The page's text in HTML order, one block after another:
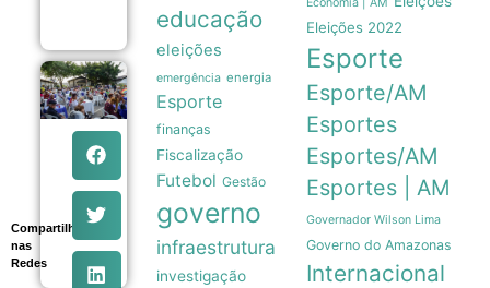
Compartilhe
nas
Redes
08/08
Bolerão
Saudade
celebra
Dia dos
música e
em
Manaus
08/08
educação
eleições
emergência energia
Esporte
finanças
Fiscalização
Futebol Gestão
governo
infraestrutura
investigação
Eleições 2022
Esporte
Esporte/AM
Esportes
Esportes/AM
Esportes | AM
Governador Wilson Lima
Governo do Amazonas
Internacional